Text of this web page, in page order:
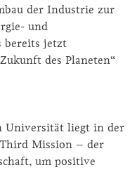
der Industrie zur
und
bereits jetzt
des Planeten“
Universität liegt in der
Mission – der
um positive